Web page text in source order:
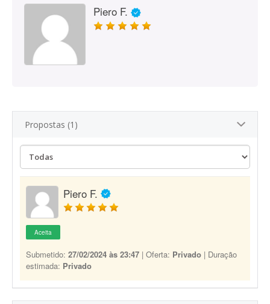
Piero F.
Propostas (1)
Piero F.
Aceita
Submetido: 27/02/2024 às 23:47 | Oferta: Privado | Duração
estimada: Privado